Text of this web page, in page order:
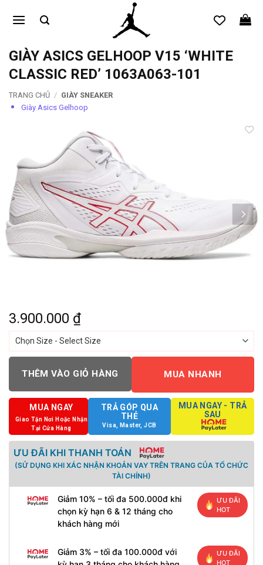
qua
dungGIÀY ASICS GELHOOP V15 ‘WHITE
CLASSIC RED’ 1063A063-101
TRANG CHỦ / GIÀY SNEAKER
Giày Asics Gelhoop
3.900.000 ₫
THÊM VÀO GIỎ HÀNG MUA NHANH
MUA NGAY
Giao Tận Nơi Hoặc Nhận
Tại Cửa Hàng
TRẢ GÓP QUA
THẺ
Visa, Master, JCB
MUA NGAY - TRẢ
SAU
ƯU ĐÃI KHI THANH TOÁN
(SỬ DỤNG KHI XÁC NHẬN KHOẢN VAY TRÊN TRANG CỦA TỔ CHỨC
TÀI CHÍNH)
Giảm 10% – tối đa 500.000đ khi
chọn kỳ hạn 6 & 12 tháng cho
khách hàng mới
ƯU ĐÃI
HOT
Giảm 3% – tối đa 100.000đ với
ƯU ĐÃI
HOT